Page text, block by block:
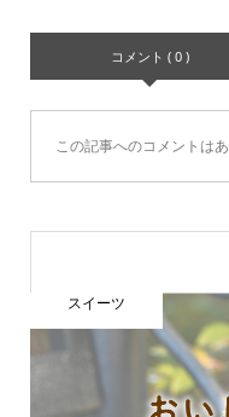
コメント ( 0 )
この記事へのコメントはあ
スイーツ